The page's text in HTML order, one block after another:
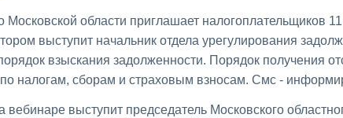
области приглашает налогоплательщиков 11
выступит начальник отдела урегулирования
взыскания задолженности. Порядок получения
налогам, сборам и страховым взносам. Смс -
выступит председатель Московского